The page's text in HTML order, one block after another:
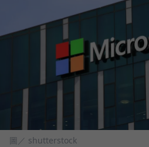
圖／ shutterstock